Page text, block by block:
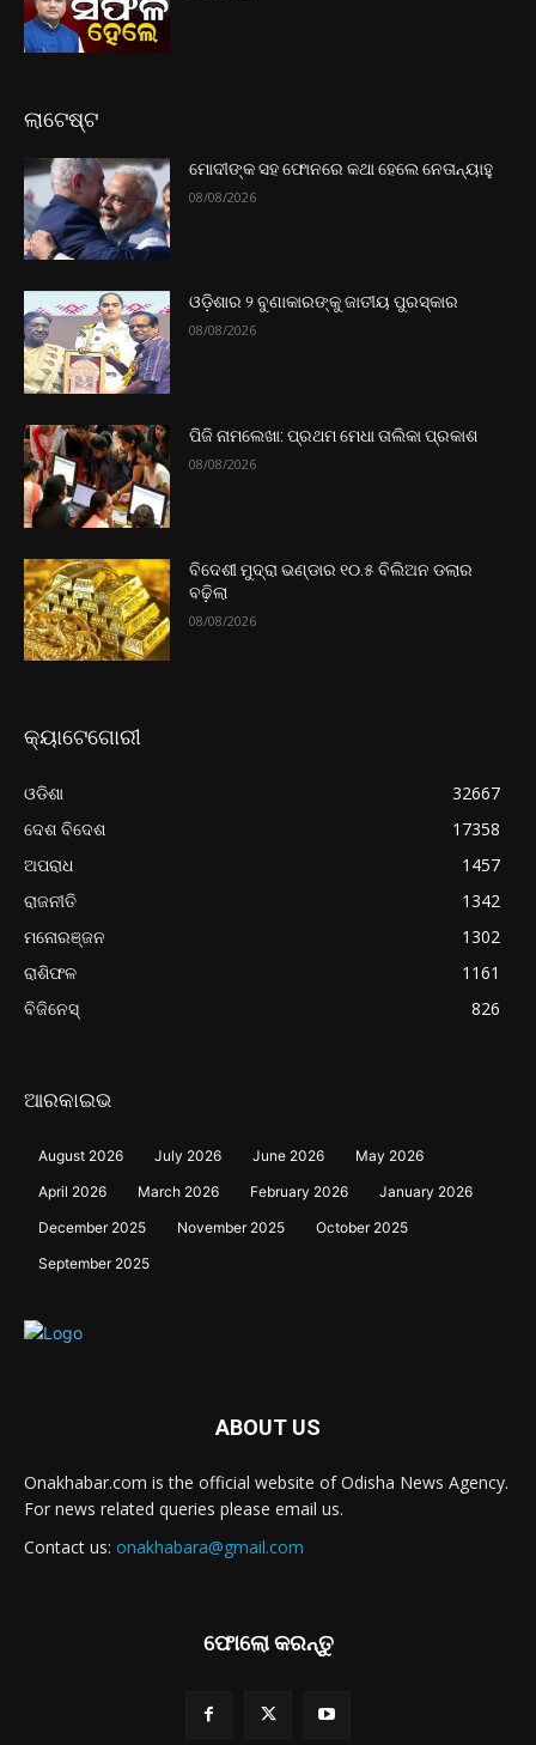
ଲାଟେଷ୍ଟ
ମୋଦୀଙ୍କ ସହ ଫୋନରେ କଥା ହେଲେ ନେତାନ୍ୟାହୁ
08/08/2026
ଓଡ଼ିଶାର ୨ ବୁଣାକାରଙ୍କୁ ଜାତୀୟ ପୁରସ୍କାର
08/08/2026
ପିଜି ନାମଲେଖା: ପ୍ରଥମ ମେଧା ତାଲିକା ପ୍ରକାଶ
08/08/2026
ବିଦେଶୀ ମୁଦ୍ରା ଭଣ୍ଡାର ୧୦.୫ ବିଲିଅନ ଡଲାର
ବଢ଼ିଲା
08/08/2026
କ୍ୟାଟେଗୋରୀ
ଓଡିଶା
32667
ଦେଶ ବିଦେଶ
17358
ଅପରାଧ
1457
ରାଜନୀତି
1342
ମନୋରଞ୍ଜନ
1302
ରାଶିଫଳ
1161
ବିଜିନେସ୍
826
ଆରକାଇଭ
August 2026 July 2026 June 2026
May 2026
April 2026
March 2026 February 2026
January 2026
December 2025
November 2025
October 2025
September 2025
ABOUT US
Onakhabar.com is the official website of Odisha News Agency.
For news related queries please email us.
Contact us: onakhabara@gmail.com
ଫୋଲୋ କରନ୍ତୁ